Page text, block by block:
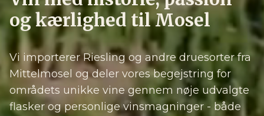
og kærlighed til Mosel
Vi importerer Riesling og andre druesorter fra
Mittelmosel og deler vores begejstring for
områdets unikke vine gennem nøje udvalgte
flasker og personlige vinsmagninger - både